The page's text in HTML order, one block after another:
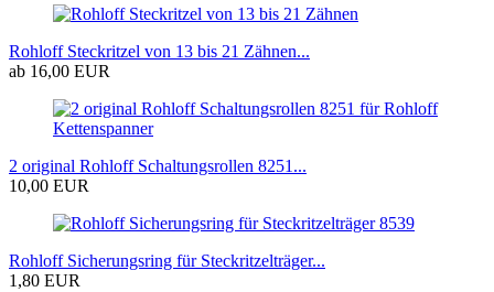
Rohloff Steckritzel von 13 bis 21 Zähnen...
ab 16,00 EUR
2 original Rohloff Schaltungsrollen 8251...
10,00 EUR
Rohloff Sicherungsring für Steckritzelträger...
1,80 EUR